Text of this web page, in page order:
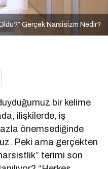
Gerçek Narsisizm Nedir?
bir kelime
ilişkilerde, iş
önemsediğinde
Peki ama gerçekten
terimi son